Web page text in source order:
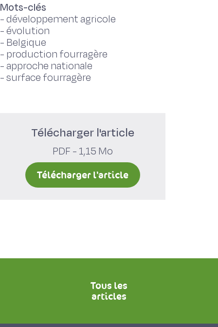
Mots-clés
-développement agricole
-évolution
- Belgique
- production fourragère
- approche nationale
-surface fourragère
Télécharger l'article
PDF - 1,15 Mo
Télécharger l'article
Tous les
articles